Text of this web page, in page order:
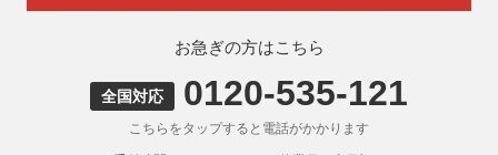
弊社ウェブサイトでは、利用者が当ウェブサイトを閲覧した
状況の分析のためにCookieを利用していますが、Cookieによ
る個人情報の取得はしていません。
9. 外国にある第三者への提供
お客様の個人情報を下記海外の個人情報取扱事業者へ提供す
る場合があります。
お急ぎの方はこちら
全国対応 0120-535-121
こちらをタップすると電話がかかります